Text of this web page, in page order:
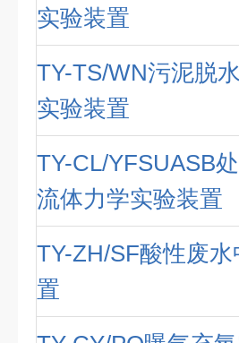
实验装置
TY-TS/WN污泥脱
实验装置
TY-CL/YFSUASB
流体力学实验装置
TY-ZH/SF酸性废
置